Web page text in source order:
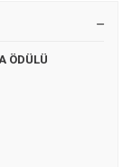
ÖDÜLÜ